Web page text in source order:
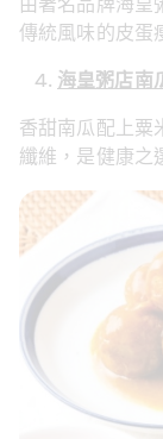
傳統風味的皮蛋
海皇粥店南
香甜南瓜配上粟
纖維，是健康之